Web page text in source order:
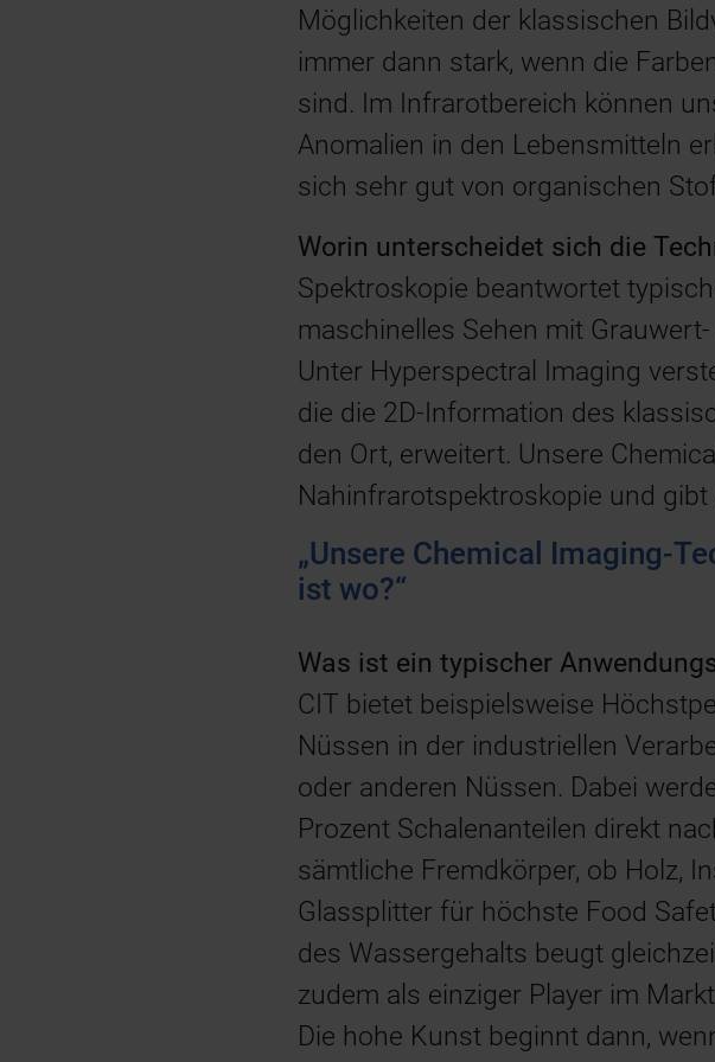
Möglichkeiten der klassischen
immer dann stark, wenn die
sind. Im Infrarotbereich können
Anomalien in den Lebensmitteln
sich sehr gut von organischen
Worin unterscheidet sich die
Spektroskopie beantwortet
maschinelles Sehen mit
Unter Hyperspectral Imaging
die die 2D-Information des
den Ort, erweitert. Unsere
Nahinfrarotspektroskopie und
„Unsere Chemical Imaging-
ist wo?“
Was ist ein typischer
CIT bietet beispielsweise
Nüssen in der industriellen
oder anderen Nüssen. Dabei
Prozent Schalenanteilen direkt
sämtliche Fremdkörper, ob Holz,
Glassplitter für höchste Food
des Wassergehalts beugt
zudem als einziger Player im
Die hohe Kunst beginnt dann,